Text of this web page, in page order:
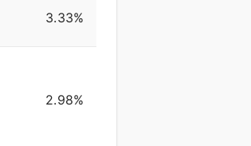
3.33%
2.98%